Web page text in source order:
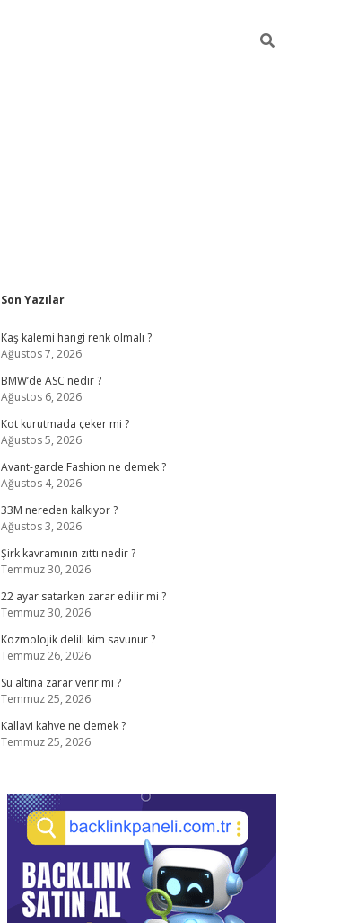
Sidebar
Son Yazılar
Kaş kalemi hangi renk olmalı ?
Ağustos 7, 2026
BMW’de ASC nedir ?
Ağustos 6, 2026
Kot kurutmada çeker mi ?
Ağustos 5, 2026
Avant-garde Fashion ne demek ?
Ağustos 4, 2026
33M nereden kalkıyor ?
Ağustos 3, 2026
Şirk kavramının zıttı nedir ?
Temmuz 30, 2026
22 ayar satarken zarar edilir mi ?
Temmuz 30, 2026
Kozmolojik delili kim savunur ?
Temmuz 26, 2026
Su altına zarar verir mi ?
Temmuz 25, 2026
Kallavi kahve ne demek ?
Temmuz 25, 2026